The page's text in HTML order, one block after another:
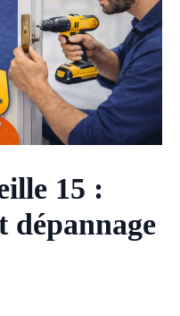
15 :
dépannage